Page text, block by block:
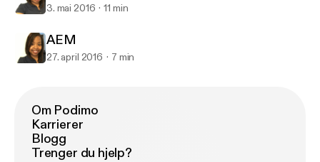
3. mai 2016 11 min
AEM
27. april 2016 7 min
Om Podimo
Karrierer
Blogg
Trenger du hjelp?